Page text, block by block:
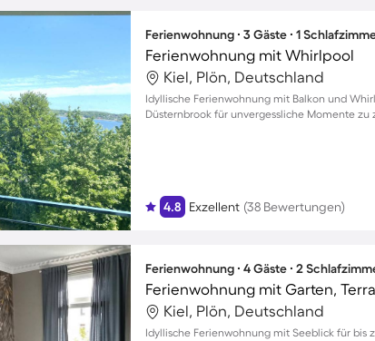
Ferienwohnung ∙ 3 Gäste ∙ 1
Ferienwohnung mit Whirlpool
Kiel, Plön, Deutschland
Idyllische Ferienwohnung mit Balkon und
Düsternbrook für unvergessliche Momente zu
4.8 Exzellent (38 Bewertungen)
Ferienwohnung ∙ 4 Gäste ∙ 2
Ferienwohnung mit Garten,
Kiel, Plön, Deutschland
Idyllische Ferienwohnung mit Seeblick für bis